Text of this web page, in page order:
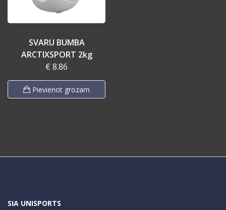
SVARU BUMBA
ARCTIXSPORT 2kg
€ 8.86
Pievienot grozam
SIA UNISPORTS